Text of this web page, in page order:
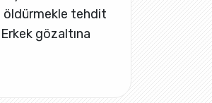
öldürmekle tehdit
gözaltına